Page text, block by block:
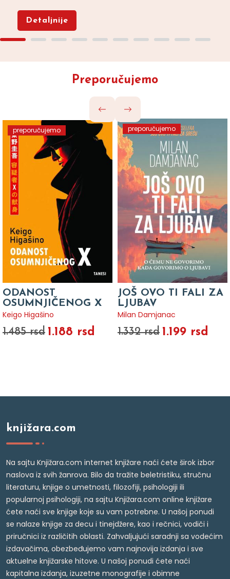
Detaljnije
Preporučujemo
preporučujemo
ODANOST
OSUMNJIČENOG X
Keigo Higašino
1.485 rsd 1.188 rsd
preporučujemo
JOŠ OVO TI FALI ZA
LJUBAV
Milan Damjanac
1.332 rsd 1.199 rsd
knjižara.com
Na sajtu Knjižara.com internet knjižare naći ćete širok izbor
naslova iz svih žanrova. Bilo da tražite beletristiku, stručnu
literaturu, knjige o umetnosti, filozofiji, psihologiji ili
popularnoj psihologiji, na sajtu Knjižara.com online knjižare
ćete naći sve knjige koje su vam potrebne. U našoj ponudi
se nalaze knjige za decu i tinejdžere, kao i rečnici, vodiči i
priručnici iz različitih oblasti. Zahvaljujući saradnji sa vodećim
izdavačima, obezbeđujemo vam najnovija izdanja i sve
aktuelne knjižarske hitove. U našoj ponudi ćete naći
kapitalna izdanja, izuzetne monografije i obimne